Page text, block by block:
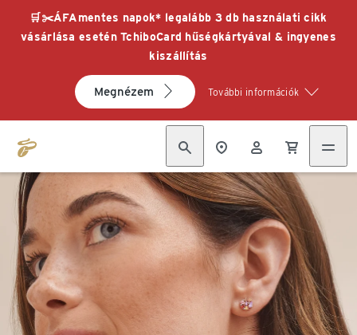
🛒✂️ÁFAmentes napok* legalább 3 db használati cikk
vásárlása esetén TchiboCard hűségkártyával & ingyenes
kiszállítás
Megnézem További információk